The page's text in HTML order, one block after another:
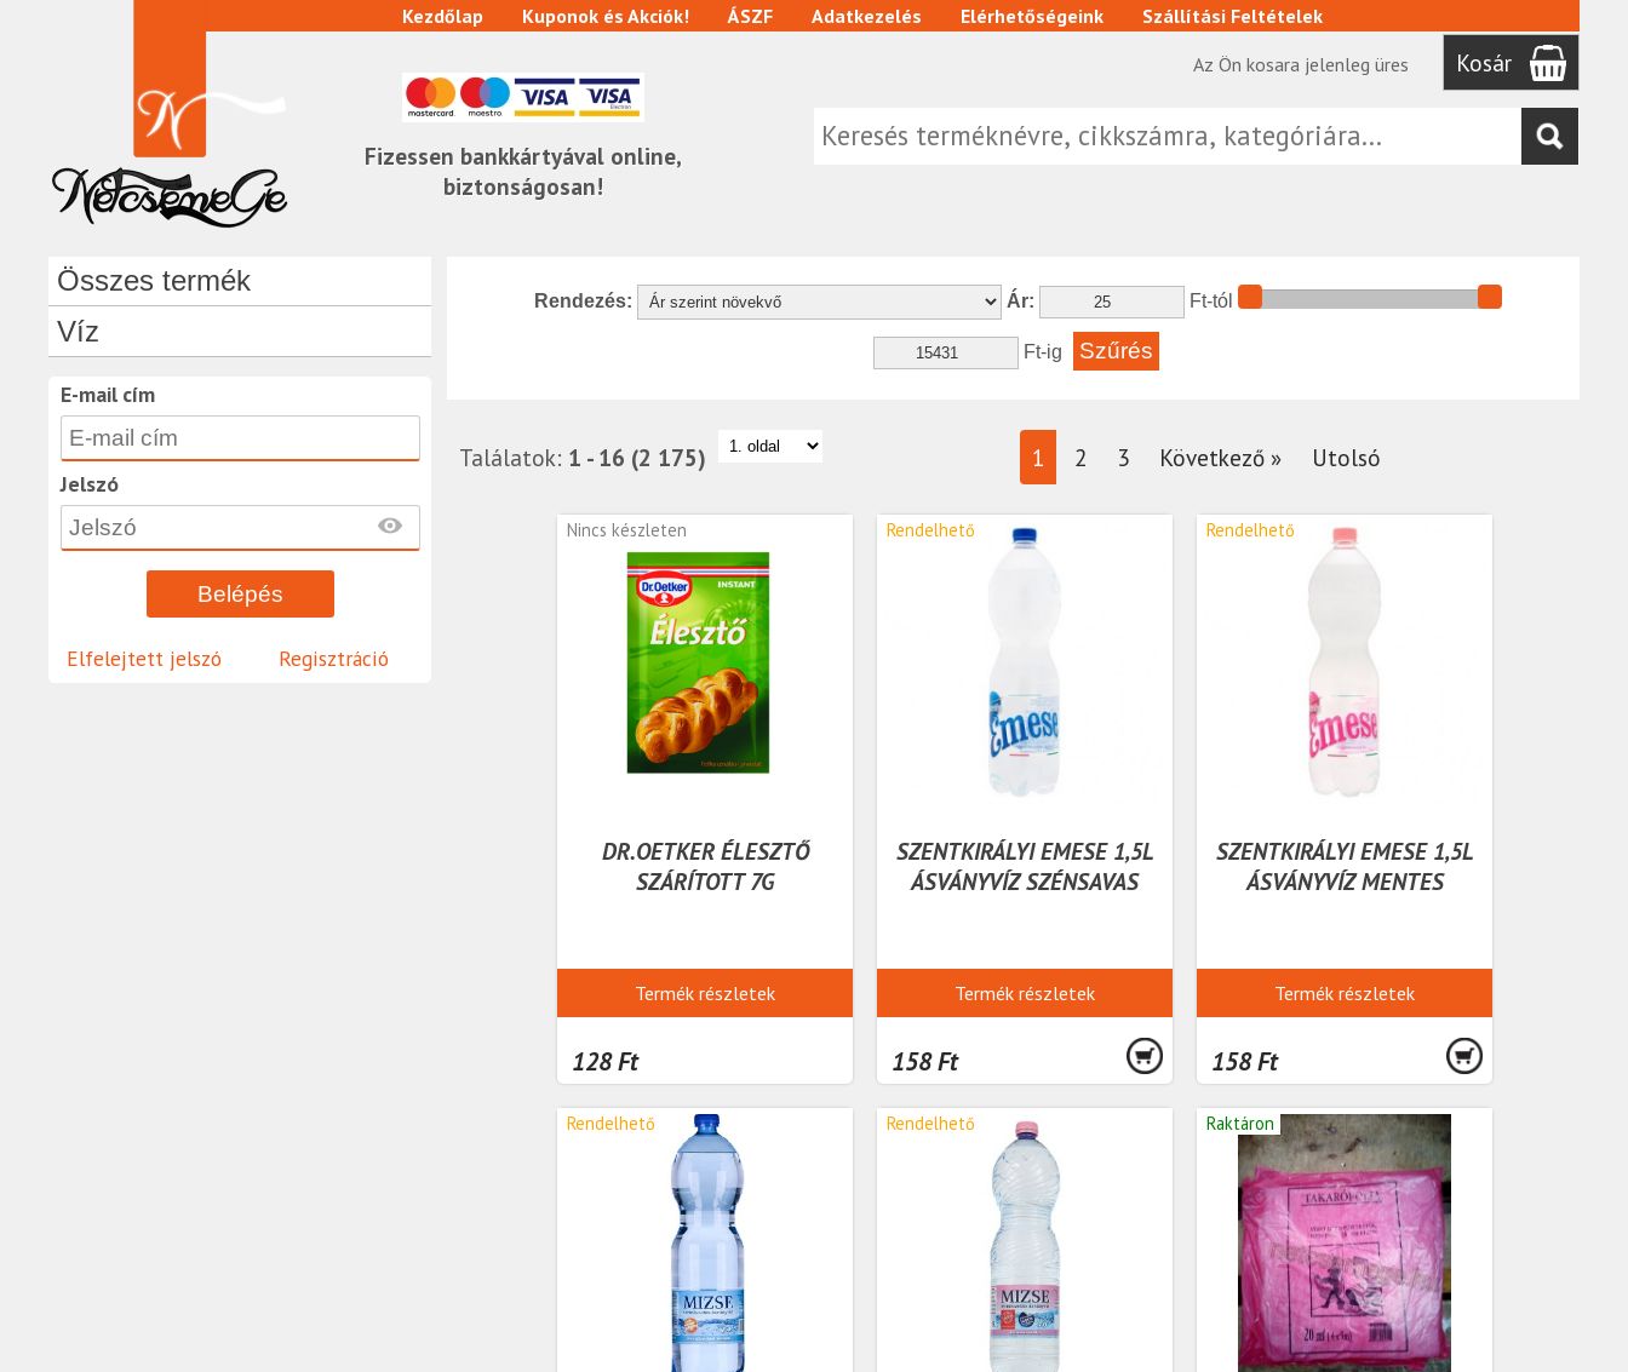
Fizessen bankkártyával online,
biztonságosan!
Kezdőlap Kuponok és Akciók! ÁSZF Adatkezelés Elérhetőségeink
Szállítási Feltételek
Az Ön kosara jelenleg üres
Kosár
Összes termék
Víz
E-mail cím
Jelszó
Elfelejtett jelszó Regisztráció
Rendezés: Ár: Ft-tól
Ft-ig
Találatok: 1 - 16 (2 175) 1 2 3 Következő » Utolsó
Nincs készleten
DR.OETKER ÉLESZTŐ
SZÁRÍTOTT 7G
Termék részletek
128 Ft
Rendelhető
SZENTKIRÁLYI EMESE 1,5L
ÁSVÁNYVÍZ SZÉNSAVAS
Termék részletek
158 Ft
Rendelhető
SZENTKIRÁLYI EMESE 1,5L
ÁSVÁNYVÍZ MENTES
Termék részletek
158 Ft
Rendelhető Rendelhető Raktáron